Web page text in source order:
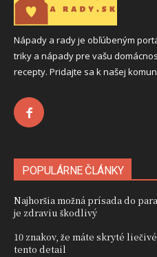
Nápady a rady je obľúbeným
triky a nápady pre vašu
recepty. Pridajte sa k našej
POPULÁRNE ČLÁNKY
Najhoršia možná prísada do
je zdraviu škodlivý
10 znakov, že máte skryté
tento detail